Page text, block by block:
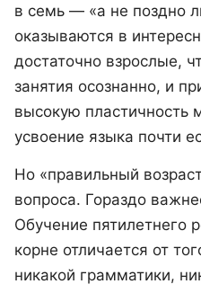
в семь — «а не поздно
оказываются в
достаточно взрослые,
занятия осознанно, и
высокую пластичность
усвоение языка почти
Но «правильный
вопроса. Гораздо
Обучение пятилетнего
корне отличается от
никакой грамматики,